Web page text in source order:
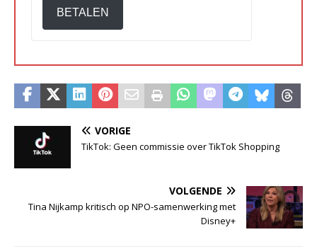
BETALEN
VORIGE
TikTok: Geen commissie over TikTok Shopping
VOLGENDE
Tina Nijkamp kritisch op NPO-samenwerking met
Disney+